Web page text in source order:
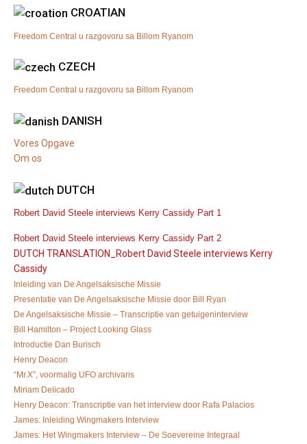
CROATIAN
Freedom Central u razgovoru sa Billom Ryanom
CZECH
Freedom Central u razgovoru sa Billom Ryanom
DANISH
Vores Opgave
Om os
DUTCH
Robert David Steele interviews Kerry Cassidy Part 1
Robert David Steele interviews Kerry Cassidy Part 2
DUTCH TRANSLATION_Robert David Steele interviews Kerry
Cassidy
Inleiding van De Angelsaksische Missie
Presentatie van De Angelsaksische Missie door Bill Ryan
De Angelsaksische Missie – Transcriptie van getuigeninterview
Bill Hamilton – Project Looking Glass
Introductie Dan Burisch
Henry Deacon
“Mr.X”, voormalig UFO archivaris
Miriam Delicado
Henry Deacon: Transcriptie van het interview door Rafa Palacios
James: Inleiding Wingmakers Interview
James: Het Wingmakers Interview – De Soevereine Integraal